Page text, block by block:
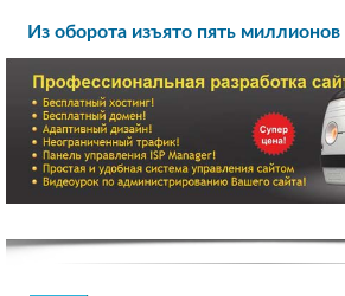
Из оборота изъято пять